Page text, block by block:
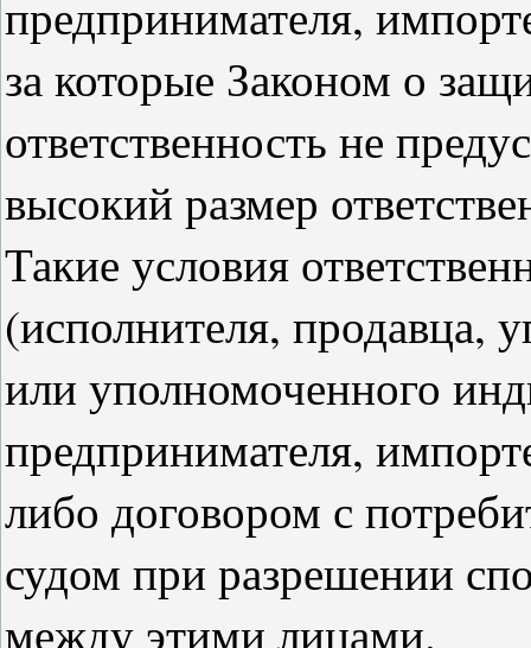
предпринимателя,
за которые Законом о
ответственность не
высокий размер
Такие условия
(исполнителя, продавца,
или уполномоченного
предпринимателя,
либо договором с
судом при разрешении
между этими лицами.